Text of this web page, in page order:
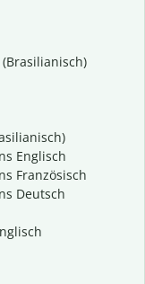
Englisch
Französisch
Deutsch